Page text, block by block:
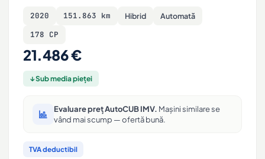
2020 151.863 km Hibrid Automată
178 CP
21.486 €
↓ Sub media pieței
Evaluare preț AutoCUB IMV. Mașini similare se
vând mai scump — ofertă bună.
TVA deductibil